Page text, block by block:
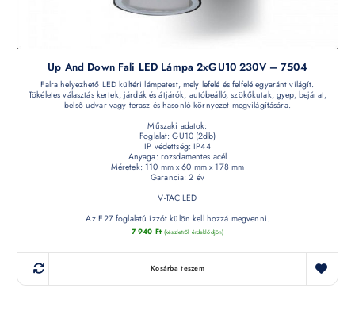
Up And Down Fali LED Lámpa 2xGU10 230V – 7504
Falra helyezhető LED kültéri lámpatest, mely lefelé és felfelé egyaránt világít.
Tökéletes választás kertek, járdák és átjárók, autóbeálló, szökőkutak, gyep, bejárat,
belső udvar vagy terasz és hasonló környezet megvilágítására.
Műszaki adatok:
Foglalat: GU10 (2db)
IP védettség: IP44
Anyaga: rozsdamentes acél
Méretek: 110 mm x 60 mm x 178 mm
Garancia: 2 év
V-TAC LED
Az E27 foglalatú izzót külön kell hozzá megvenni.
7 940 Ft (készletről érdeklődjön)
Kosárba teszem